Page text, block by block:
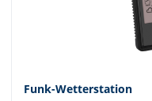
Funk-Wetterstation